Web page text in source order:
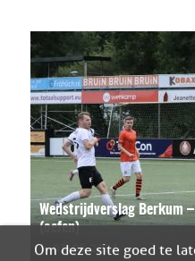
Wedstrijdverslag Berkum
(oefen)
05-08-2026
Om deze site goed te